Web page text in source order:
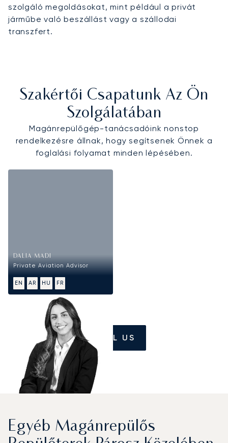
szolgáló megoldásokat, mint például a privát
járműbe való beszállást vagy a szállodai
transzfert.
Szakértői Csapatunk Az Ön
Szolgálatában
Magánrepülőgép-tanácsadóink nonstop
rendelkezésre állnak, hogy segítsenek Önnek a
foglalási folyamat minden lépésében.
DALIA MADI
Private Aviation Advisor
EN AR HU FR
CALL US
Egyéb Magánrepülős